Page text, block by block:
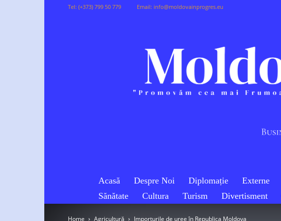
Tel: (+373) 799 50 779 Email: info@moldovainprogres.eu
Acasă Despre Noi Diplomație Externe
Sănătate
Cultura Turism Divertisment
Home Agricultură Importurile de uree în Republica Moldova